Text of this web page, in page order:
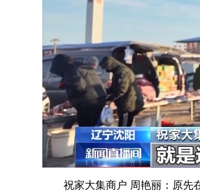
祝家大集商户 周艳丽：原先